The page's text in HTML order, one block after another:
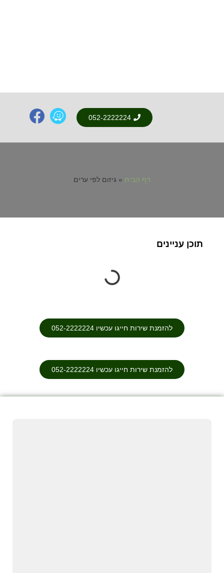
052-2222224
דף הבית » גיזום לפי ערים
תוכן עניינים
להזמנת שירות חייגו עכשיו 052-2222224⁩
להזמנת שירות חייגו עכשיו 052-2222224⁩